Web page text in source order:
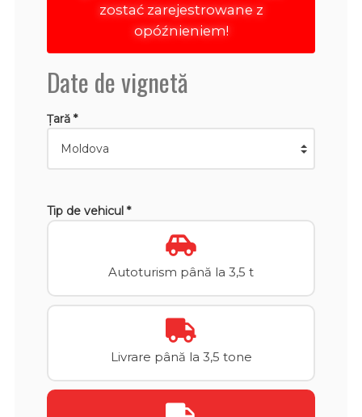
zostać zarejestrowane z
opóźnieniem!
Date de vignetă
Țară *
Tip de vehicul *
Autoturism până la 3,5 t
Livrare până la 3,5 tone